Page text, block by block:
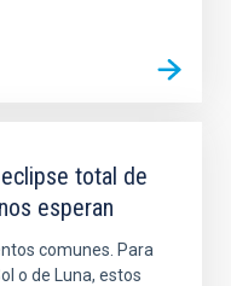
total de
esperan
comunes. Para
o de Luna, estos